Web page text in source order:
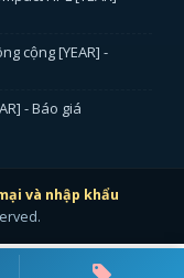
cộng [YEAR] -
- Báo giá
và nhập khẩu